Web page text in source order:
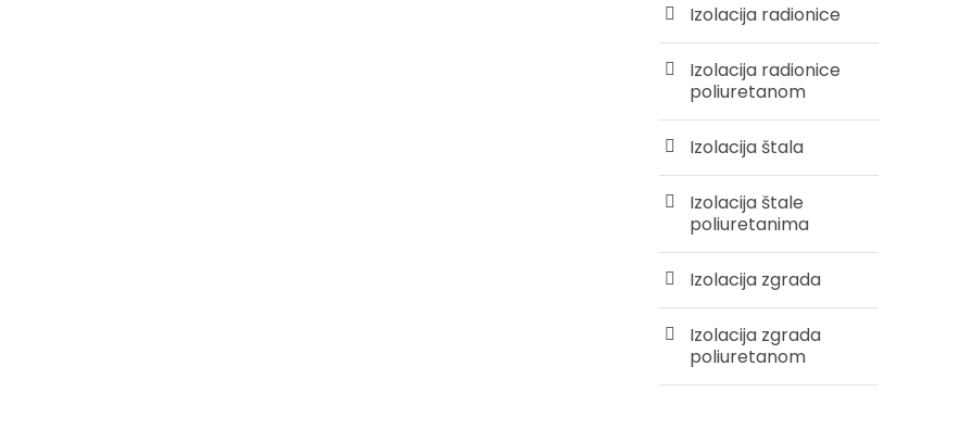
Izolacija radionice
Izolacija radionice
poliuretanom
Izolacija štala
Izolacija štale
poliuretanima
Izolacija zgrada
Izolacija zgrada
poliuretanom